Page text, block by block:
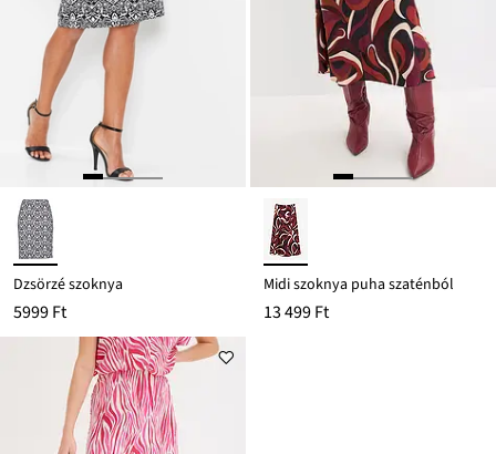
Dzsörzé szoknya
5999 Ft
Midi szoknya puha szaténból
13 499 Ft